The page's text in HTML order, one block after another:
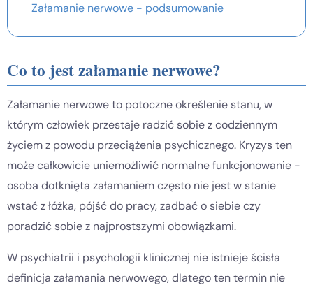
Załamanie nerwowe - podsumowanie
Co to jest załamanie nerwowe?
Załamanie nerwowe to potoczne określenie stanu, w
którym człowiek przestaje radzić sobie z codziennym
życiem z powodu przeciążenia psychicznego. Kryzys ten
może całkowicie uniemożliwić normalne funkcjonowanie -
osoba dotknięta załamaniem często nie jest w stanie
wstać z łóżka, pójść do pracy, zadbać o siebie czy
poradzić sobie z najprostszymi obowiązkami.
W psychiatrii i psychologii klinicznej nie istnieje ścisła
definicja załamania nerwowego, dlatego ten termin nie